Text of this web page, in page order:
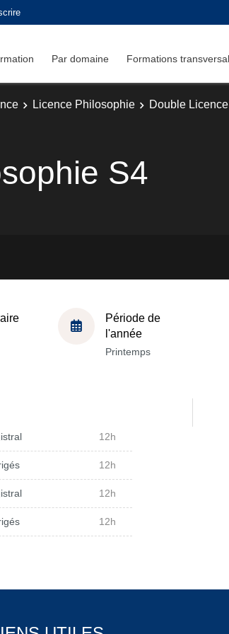
Par domaine Formations
Licence Philosophie Double
S4
Période de
l'année
Printemps
12h
12h
12h
12h